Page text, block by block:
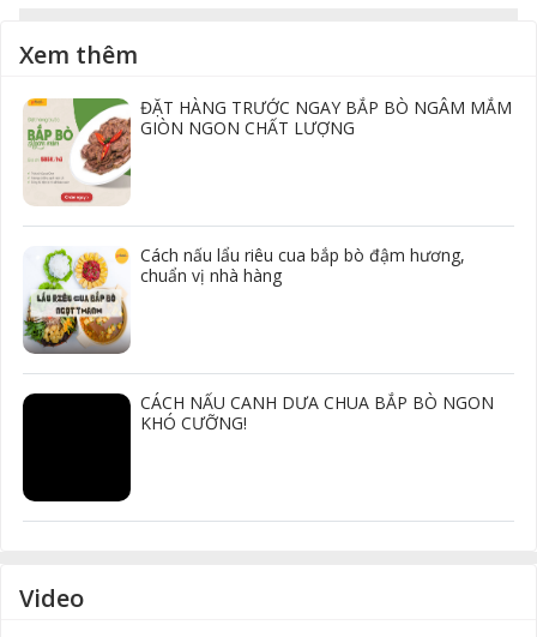
Xem thêm
ĐẶT HÀNG TRƯỚC NGAY BẮP BÒ NGÂM MẮM
GIÒN NGON CHẤT LƯỢNG
Cách nấu lẩu riêu cua bắp bò đậm hương,
chuẩn vị nhà hàng
CÁCH NẤU CANH DƯA CHUA BẮP BÒ NGON
KHÓ CƯỠNG!
Video